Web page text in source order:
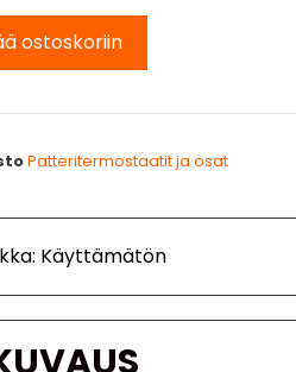
ostoskoriin
Patteritermostaatit ja osat
Käyttämätön